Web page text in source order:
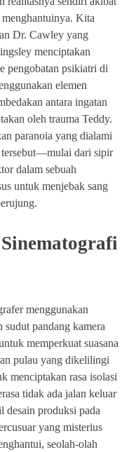
Kita
Dr. Cawley yang
menciptakan
pengobatan psikiatri di
elemen
antara ingatan
oleh trauma Teddy.
paranoia yang dialami
tersebut—mulai dari sipir
dalam sebuah
untuk menjebak sang
menggunakan
sudut pandang kamera
memperkuat suasana
pulau yang dikelilingi
menciptakan rasa isolasi
tidak ada jalan keluar
desain produksi pada
yang misterius
seolah-olah